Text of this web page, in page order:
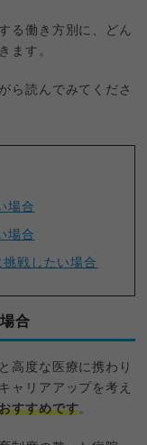
る働き方別に、どん
ます。
ら読んでみてくださ
場合
場合
戦したい場合
合
高度な医療に携わり
ャリアアップを考え
すすめです。